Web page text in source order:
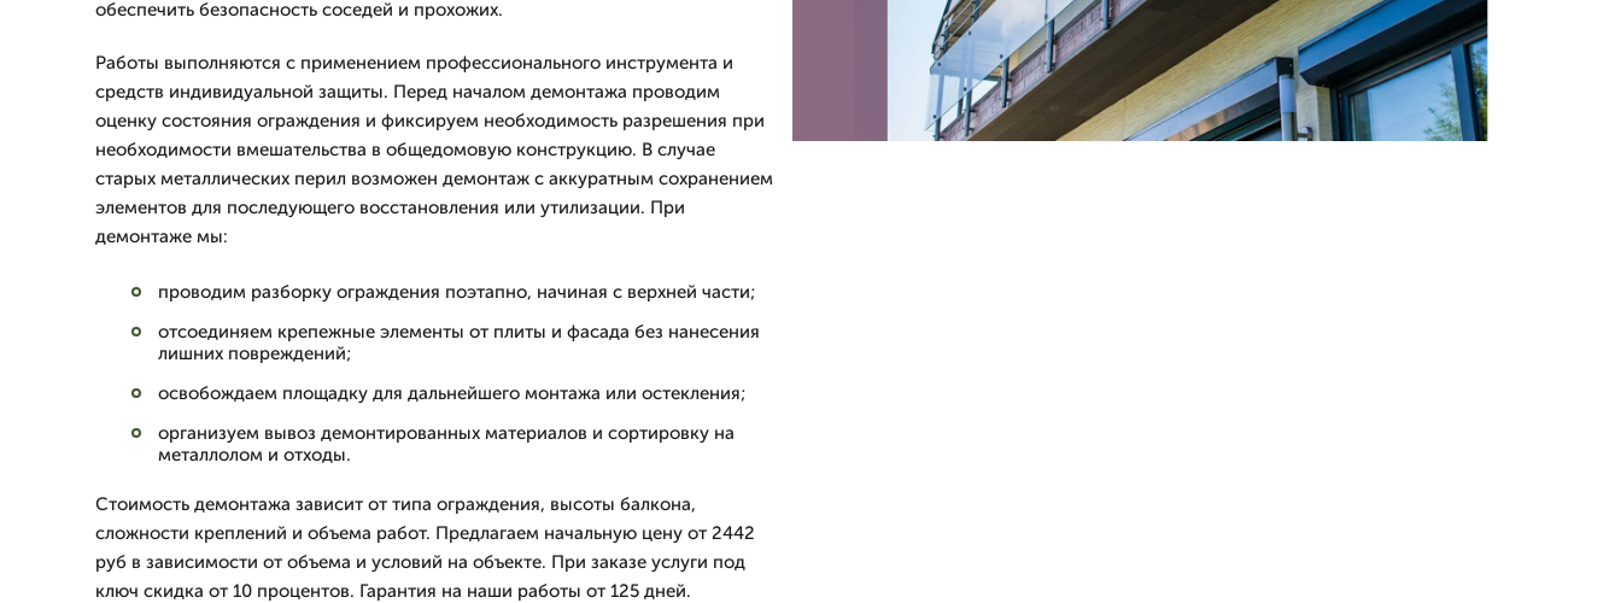
обеспечить безопасность соседей и прохожих.
Работы выполняются с применением профессионального инструмента и
средств индивидуальной защиты. Перед началом демонтажа проводим
оценку состояния ограждения и фиксируем необходимость разрешения при
необходимости вмешательства в общедомовую конструкцию. В случае
старых металлических перил возможен демонтаж с аккуратным сохранением
элементов для последующего восстановления или утилизации. При
демонтаже мы:
проводим разборку ограждения поэтапно, начиная с верхней части;
отсоединяем крепежные элементы от плиты и фасада без нанесения
лишних повреждений;
освобождаем площадку для дальнейшего монтажа или остекления;
организуем вывоз демонтированных материалов и сортировку на
металлолом и отходы.
Стоимость демонтажа зависит от типа ограждения, высоты балкона,
сложности креплений и объема работ. Предлагаем начальную цену от 2442
руб в зависимости от объема и условий на объекте. При заказе услуги под
ключ скидка от 10 процентов. Гарантия на наши работы от 125 дней.